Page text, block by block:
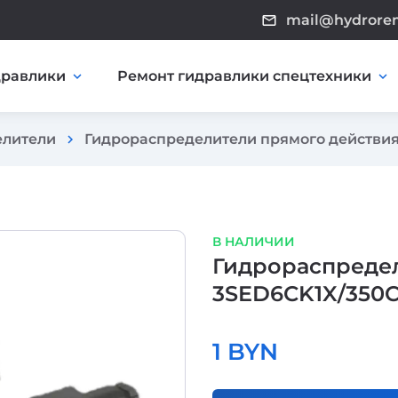
mail_outline
expand_more Ремонт гидравлики спецтехники expand_more
chevron_right Гидрораспределители прямого действия
В НАЛИЧИИ
3SED6CK1X/
1 BYN